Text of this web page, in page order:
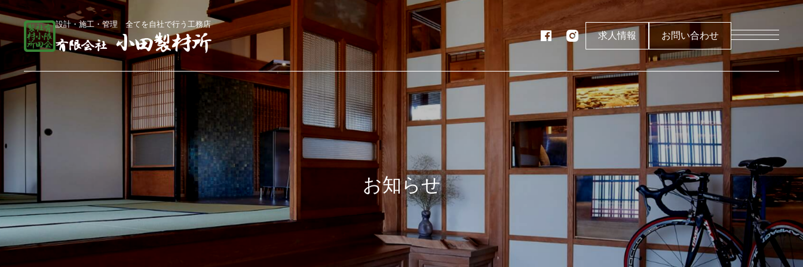
設計・施工・管理 全てを自社で行う工務店
総合建設業 有限会社 小田製作所 求人情報 お問い合わせ
お知らせ